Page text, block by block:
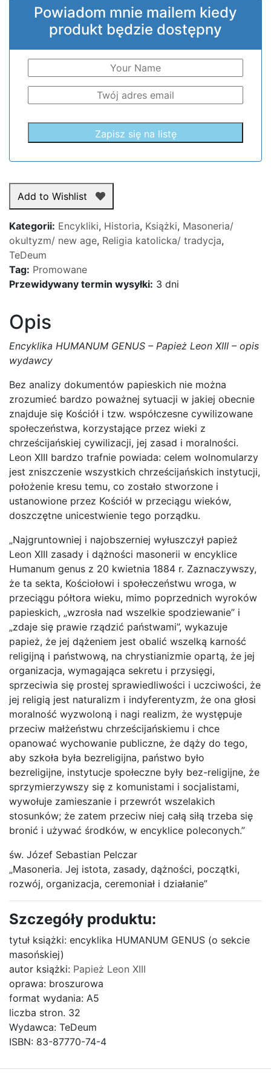
Powiadom mnie mailem kiedy
produkt będzie dostępny
Add to Wishlist
Kategorii: Encykliki, Historia, Książki, Masoneria/
okultyzm/ new age, Religia katolicka/ tradycja,
TeDeum
Tag: Promowane
Przewidywany termin wysyłki: 3 dni
Opis
Encyklika HUMANUM GENUS – Papież Leon XIII – opis
wydawcy
Bez analizy dokumentów papieskich nie można
zrozumieć bardzo poważnej sytuacji w jakiej obecnie
znajduje się Kościół i tzw. współczesne cywilizowane
społeczeństwa, korzystające przez wieki z
chrześcijańskiej cywilizacji, jej zasad i moralności.
Leon XIII bardzo trafnie powiada: celem wolnomularzy
jest zniszczenie wszystkich chrześcijańskich instytucji,
położenie kresu temu, co zostało stworzone i
ustanowione przez Kościół w przeciągu wieków,
doszczętne unicestwienie tego porządku.
„Najgruntowniej i najobszerniej wyłuszczył papież
Leon XIII zasady i dążności masonerii w encyklice
Humanum genus z 20 kwietnia 1884 r. Zaznaczywszy,
że ta sekta, Kościołowi i społeczeństwu wroga, w
przeciągu półtora wieku, mimo poprzednich wyroków
papieskich, „wzrosła nad wszelkie spodziewanie” i
„zdaje się prawie rządzić państwami”, wykazuje
papież, że jej dążeniem jest obalić wszelką karność
religijną i państwową, na chrystianizmie opartą, że jej
organizacja, wymagająca sekretu i przysięgi,
sprzeciwia się prostej sprawiedliwości i uczciwości, że
jej religią jest naturalizm i indyferentyzm, że ona głosi
moralność wyzwoloną i nagi realizm, że występuje
przeciw małżeństwu chrześcijańskiemu i chce
opanować wychowanie publiczne, że dąży do tego,
aby szkoła była bezreligijna, państwo było
bezreligijne, instytucje społeczne były bez-religijne, że
sprzymierzywszy się z komunistami i socjalistami,
wywołuje zamieszanie i przewrót wszelakich
stosunków; że zatem przeciw niej całą siłą trzeba się
bronić i używać środków, w encyklice poleconych.”
św. Józef Sebastian Pelczar
„Masoneria. Jej istota, zasady, dążności, początki,
rozwój, organizacja, ceremoniał i działanie”
Szczegóły produktu:
tytuł książki: encyklika HUMANUM GENUS (o sekcie
masońskiej)
autor książki: Papież Leon XIII
oprawa: broszurowa
format wydania: A5
liczba stron. 32
Wydawca: TeDeum
ISBN: 83-87770-74-4